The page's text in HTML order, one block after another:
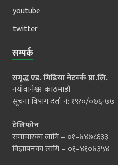
youtube
twitter
सम्पर्क
समृद्ध एड. मिडिया नेटवर्क प्रा.लि.
नयाँवानेश्वर काठमाडौं
सूचना विभाग दर्ता नं: १९१०/०७६-७७
टेलिफोन
समाचारका लागि – ०१–४४७८६३३
विज्ञापनका लागि – ०१–४१०४३५४